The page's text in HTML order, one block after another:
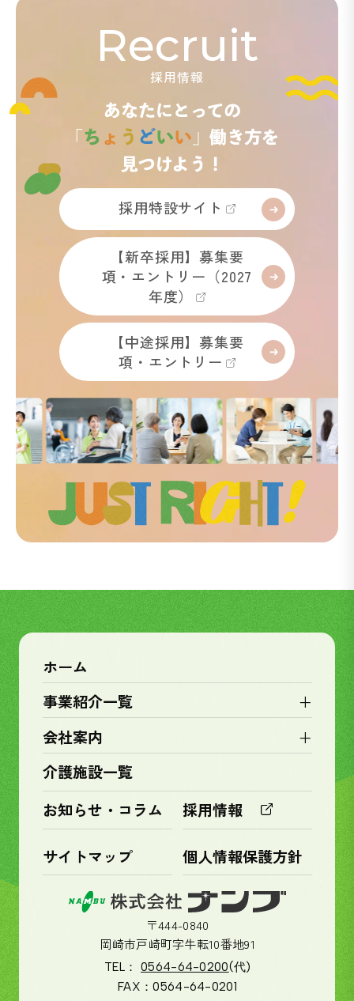
Recruit
採用情報
採用特設サイト
【新卒採用】募集要
項・エントリー（2027
年度）
【中途採用】募集要
項・エントリー
ホーム
事業紹介一覧
+
会社案内 +
介護施設一覧
お知らせ・コラム
採用情報
サイトマップ 個人情報保護方針
〒444-0840
岡崎市戸崎町字牛転10番地91
TEL： 0564-64-0200(代)
FAX：0564-64-0201